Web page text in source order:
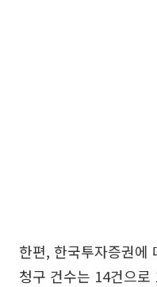
한편, 한국투자증권에
청구 건수는 14건으